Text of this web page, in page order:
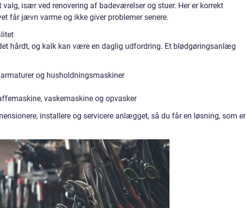
især ved renovering af badeværelser og stuer. Her er korrekt
får jævn varme og ikke giver problemer senere.
hårdt, og kalk kan være en daglig udfordring. Et blødgøringsanlæg
og husholdningsmaskiner
vaskemaskine og opvasker
installere og servicere anlægget, så du får en løsning, som er